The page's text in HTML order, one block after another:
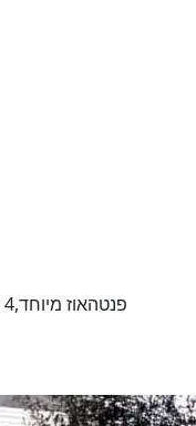
פנטהאוז מיוחד,4 חד',במצב מצויין,אזור מבוקש,מחיר מעולה,לטווח ארוך,מיידי